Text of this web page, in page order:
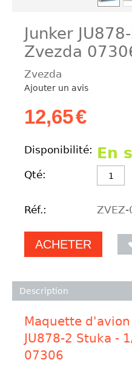
Junker
Zvezda
Zvezda
Ajouter un avis
12,65€
Disponibilité: En
Qté:
Réf.:
ACHETER
Description
Maquette
JU878-2 Stuka -
07306